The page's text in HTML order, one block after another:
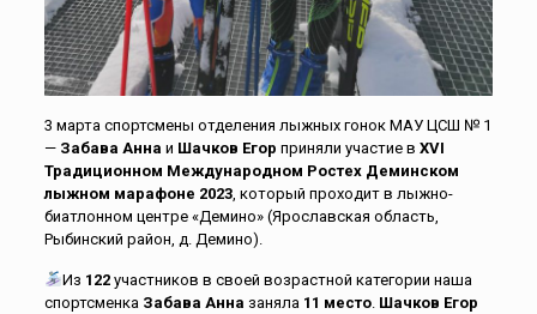
3 марта спортсмены отделения лыжных гонок МАУ ЦСШ № 1
— Забава Анна и Шачков Егор приняли участие в ХVI
Традиционном Международном Ростех Деминском
лыжном марафоне 2023, который проходит в лыжно-
биатлонном центре «Демино» (Ярославская область,
Рыбинский район, д. Демино).
Из 122участников в своей возрастной категории наша
спортсменка Забава Анна заняла 11 место. Шачков Егор